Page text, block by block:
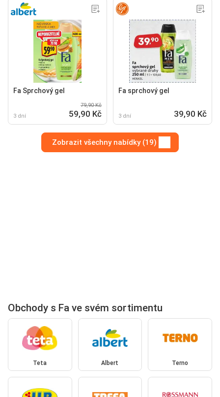
Fa Sprchový gel
3 dní
79,90 Kč
59,90 Kč
Fa sprchový gel
3 dní 39,90 Kč
Zobrazit všechny nabídky (19)
Obchody s Fa ve svém sortimentu
Teta Albert Terno